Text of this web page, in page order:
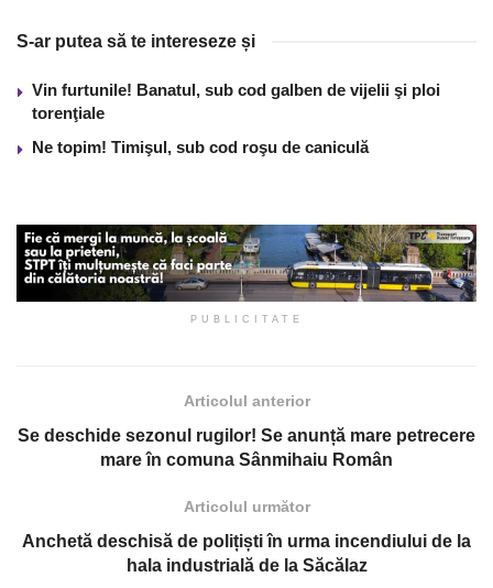
S-ar putea să te intereseze și
Vin furtunile! Banatul, sub cod galben de vijelii şi ploi
torenţiale
Ne topim! Timişul, sub cod roşu de caniculă
PUBLICITATE
Articolul anterior
Se deschide sezonul rugilor! Se anunță mare petrecere
mare în comuna Sânmihaiu Român
Articolul următor
Anchetă deschisă de polițiști în urma incendiului de la
hala industrială de la Săcălaz